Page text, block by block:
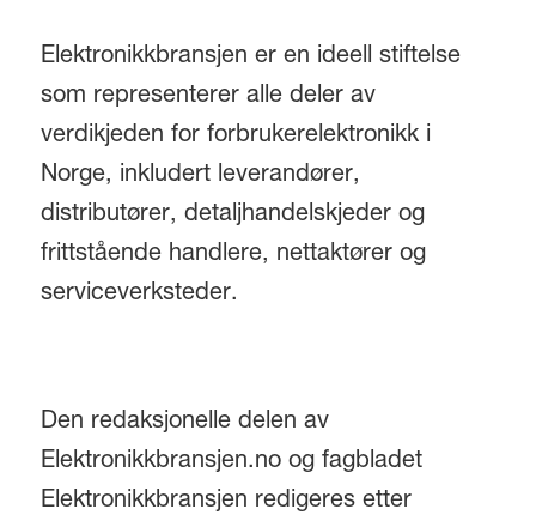
Elektronikkbransjen er en ideell stiftelse
som representerer alle deler av
verdikjeden for forbrukerelektronikk i
Norge, inkludert leverandører,
distributører, detaljhandelskjeder og
frittstående handlere, nettaktører og
serviceverksteder.
Den redaksjonelle delen av
Elektronikkbransjen.no og fagbladet
Elektronikkbransjen redigeres etter